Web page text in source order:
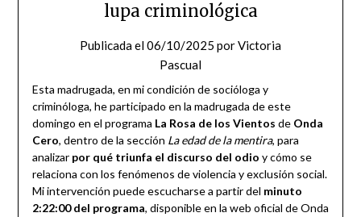
lupa criminológica
Publicada el06/10/2025 porVictoria
Pascual
Esta madrugada, en mi condición de socióloga y
criminóloga, he participado en la madrugada de este
domingo en el programa La Rosa de los Vientos de Onda
Cero, dentro de la sección La edad de la mentira, para
analizar por qué triunfa el discurso del odio y cómo se
relaciona con los fenómenos de violencia y exclusión social.
Mi intervención puede escucharse a partir del minuto
2:22:00 del programa, disponible en la web oficial de Onda